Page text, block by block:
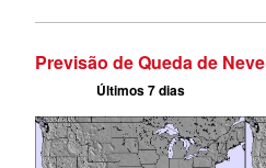
Previsão de Queda de Neve
Últimos 7 dias